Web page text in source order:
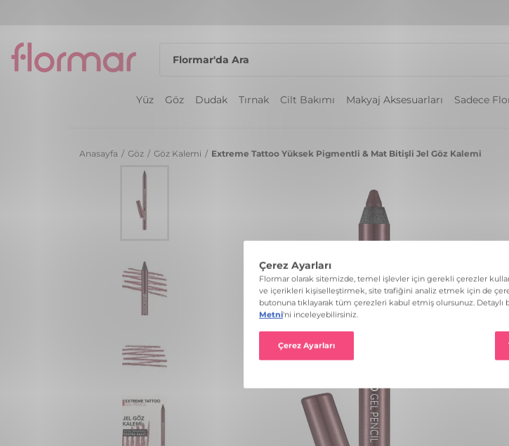
Yüz Göz Dudak Tırnak Cilt Bakımı Makyaj Aksesuarları Sadece
Anasayfa / Göz / Göz Kalemi / Extreme Tattoo Yüksek Pigmentli & Mat Bitişli Jel Göz Kalemi